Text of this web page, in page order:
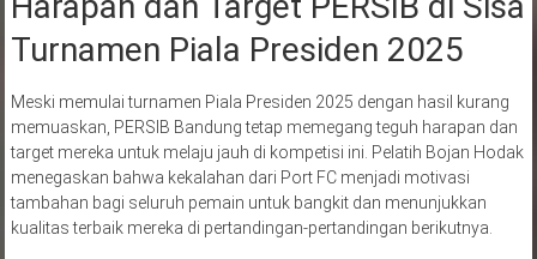
Turnamen Piala Presiden 2025
Meski memulai turnamen Piala Presiden 2025 dengan hasil kurang
memuaskan, PERSIB Bandung tetap memegang teguh harapan dan
target mereka untuk melaju jauh di kompetisi ini. Pelatih Bojan Hodak
menegaskan bahwa kekalahan dari Port FC menjadi motivasi
tambahan bagi seluruh pemain untuk bangkit dan menunjukkan
kualitas terbaik mereka di pertandingan-pertandingan berikutnya.